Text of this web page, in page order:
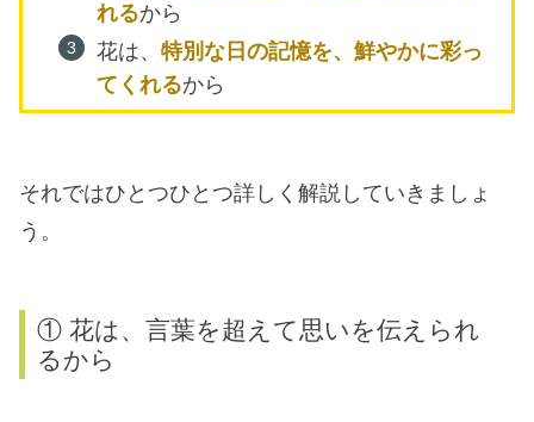
れるから
花は、 特別な日の記憶を、鮮やかに彩っ
てくれるから
それではひとつひとつ詳しく解説していきましょ
う。
① 花は、言葉を超えて思いを伝えられ
るから